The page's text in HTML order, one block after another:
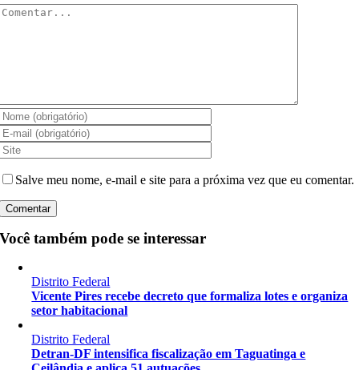
Salve meu nome, e-mail e site para a próxima vez que eu comentar.
Você também pode se interessar
Distrito Federal
Vicente Pires recebe decreto que formaliza lotes e organiza
setor habitacional
Distrito Federal
Detran-DF intensifica fiscalização em Taguatinga e